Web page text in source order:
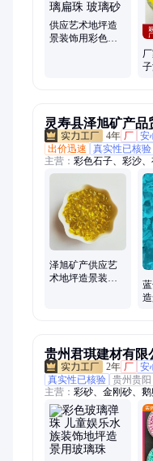
供应艺术地坪造
景装饰用彩色玻
灵寿县泽旭矿产品
4年 厂 安
出价迅速
真实性已核验
主营： 彩色石子、彩沙
英砂、彩色玻璃砂、蛭
灰、铝矾土、油田堵漏
岩、陶粒、金刚砂
泽旭矿产供应艺
术地坪造景装饰
贵州君琪建材有限
2年 厂 安
真实性已核验 贵州贵阳
主营： 彩砂、金刚砂、
石、染色彩砂